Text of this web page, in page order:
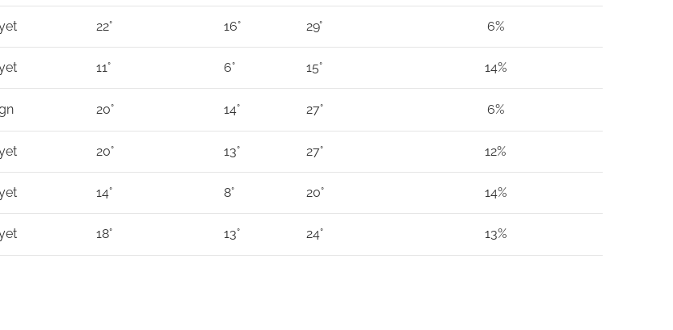
22° 16° 29° 6%
11° 6° 15° 14%
20° 14° 27° 6%
20° 13° 27° 12%
14° 8° 20° 14%
18° 13° 24° 13%